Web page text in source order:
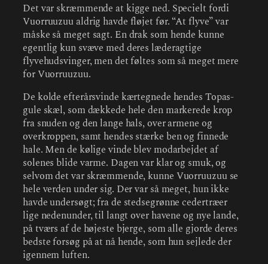
Det var skræmmende at kigge ned. Specielt fordi
Vuorruuzuu aldrig havde fløjet før. “At flyve” var
måske så meget sagt. En drak som hende kunne
egentlig kun svæve med deres læderagtige
flyvehudsvinger, men det føltes som så meget mere
for Vuorruuzuu.
De kolde efterårsvinde kærtegnede hendes Topas-
gule skæl, som dækkede hele den markerede krop
fra snuden og den lange hals, over armene og
overkroppen, samt hendes stærke ben og finnede
hale. Men de kølige vinde blev modarbejdet af
solenes blide varme. Dagen var klar og smuk, og
selvom det var skræmmende, kunne Vuorruuzuu se
hele verden under sig. Der var så meget, hun ikke
havde undersøgt; fra de stedsegrønne cedertræer
lige nedenunder, til langt over havene og nye lande,
på tværs af de højeste bjerge, som alle gjorde deres
bedste forsøg på at nå hende, som hun sejlede der
igennem luften.